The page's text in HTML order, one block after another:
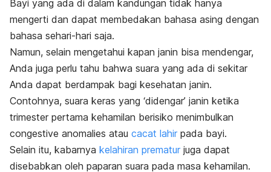
Bayi yang ada di dalam kandungan tidak hanya
mengerti dan dapat membedakan bahasa asing dengan
bahasa sehari-hari saja.
Namun, selain mengetahui kapan janin bisa mendengar,
Anda juga perlu tahu bahwa suara yang ada di sekitar
Anda dapat berdampak bagi kesehatan janin.
Contohnya, suara keras yang ‘didengar’ janin ketika
trimester pertama kehamilan berisiko menimbulkan
congestive anomalies atau cacat lahir pada bayi.
Selain itu, kabarnya kelahiran prematur juga dapat
disebabkan oleh paparan suara pada masa kehamilan.